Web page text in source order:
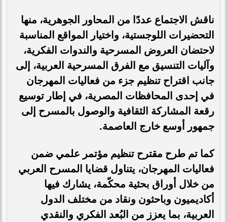
ناقش الاجتماع عددًا من المحاور الجوهرية، منها
التحضيرات اللوجستية، واختيار المواقع المناسبة
لاحتضان العروض المسرحية والندوات الفكرية،
وآليات التنسيق مع الفرق المسرحية العربية، إلى
جانب اقتراح تنظيم جزء من فعاليات المهرجان
في إحدى المحافظات المصرية، في إطار توسيع
رقعة المشاركة الثقافية والوصول بالمسرح إلى
جمهور أوسع خارج العاصمة.
كما تم طرح مقترح تنظيم مؤتمر علمي ضمن
فعاليات المهرجان، يتناول قضايا المسرح العربي
من خلال أوراق بحثية محكّمة، يشارك فيها
أكاديميون وباحثون ونقاد من مختلف الدول
العربية، بما يعزز من البُعد الفكري والنقدي